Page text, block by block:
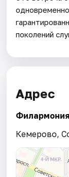
поколений
Адрес
Филармония
Кемерово,